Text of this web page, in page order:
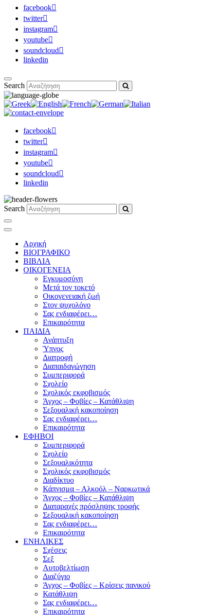
facebook
twitter
instagram
youtube
soundcloud
linkedin
Search
facebook
twitter
instagram
youtube
soundcloud
linkedin
Search
Αρχική
ΒΙΟΓΡΑΦΙΚΟ
ΒΙΒΛΙΑ
ΟΙΚΟΓΕΝΕΙΑ
Εγκυμοσύνη
Μετά τον τοκετό
Οικογενειακή ζωή
Στον ψυχολόγο
Σας ενδιαφέρει…
Επικαιρότητα
ΠΑΙΔΙΑ
Ανάπτυξη
Ύπνος
Διατροφή
Διαπαιδαγώγηση
Συμπεριφορά
Σχολείο
Σχολικός εκφοβισμός
Άγχος – Φοβίες – Κατάθλιψη
Σεξουαλική κακοποίηση
Σας ενδιαφέρει…
Επικαιρότητα
ΕΦΗΒΟΙ
Συμπεριφορά
Σχολείο
Σεξουαλικότητα
Σχολικός εκφοβισμός
Διαδίκτυο
Κάπνισμα – Αλκοόλ – Ναρκωτικά
Άγχος – Φοβίες – Κατάθλιψη
Διαταραχές πρόσληψης τροφής
Σεξουαλική κακοποίηση
Σας ενδιαφέρει…
Επικαιρότητα
ΕΝΗΛΙΚΕΣ
Σχέσεις
Σεξ
Αυτοβελτίωση
Διαζύγιο
Άγχος – Φοβίες – Κρίσεις πανικού
Κατάθλιψη
Σας ενδιαφέρει…
Επικαιρότητα